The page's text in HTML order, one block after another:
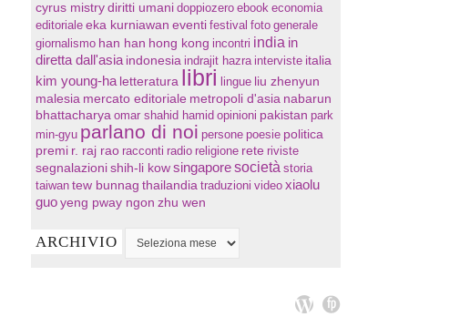
cyrus mistry diritti umani doppiozero ebook economia
editoriale eka kurniawan eventi festival foto generale
giornalismo han han hong kong incontri india in
diretta dall'asia indonesia indrajit hazra interviste italia
kim young-ha letteratura libri lingue liu zhenyun
malesia mercato editoriale metropoli d'asia nabarun
bhattacharya omar shahid hamid opinioni pakistan park
min-gyu parlano di noi persone poesie politica
premi r. raj rao racconti radio religione rete riviste
segnalazioni shih-li kow singaporesocietà storia
taiwan tew bunnag thailandia traduzioni video xiaolu
guoyeng pway ngon zhu wen
ARCHIVIO